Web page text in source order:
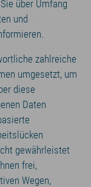
über Umfang
und
zahlreiche
umgesetzt, um
diese
Daten
gewährleistet
frei,
Wegen,